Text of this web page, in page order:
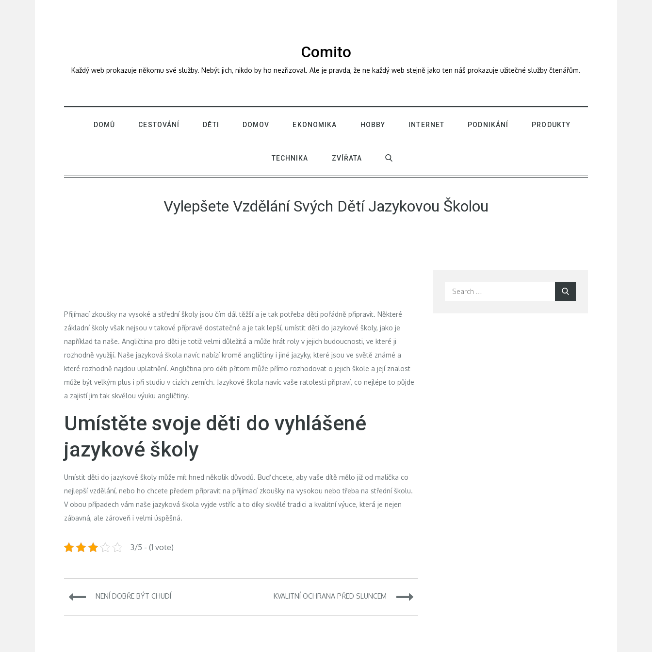
Comito
Každý web prokazuje někomu své služby. Nebýt jich, nikdo by ho nezřizoval. Ale je pravda, že ne každý web stejně jako ten náš prokazuje užitečné služby čtenářům.
DOMŮ CESTOVÁNÍ DĚTI DOMOV EKONOMIKA HOBBY INTERNET PODNIKÁNÍ PRODUKTY
TECHNIKA ZVÍŘATA
Vylepšete Vzdělání Svých Dětí Jazykovou Školou
Přijímací zkoušky na vysoké a střední školy jsou čím dál těžší a je tak potřeba děti pořádně připravit. Některé
základní školy však nejsou v takové přípravě dostatečné a je tak lepší, umístit děti do jazykové školy, jako je
například ta naše. Angličtina pro děti je totiž velmi důležitá a může hrát roly v jejich budoucnosti, ve které ji
rozhodně využijí. Naše jazyková škola navíc nabízí kromě angličtiny i jiné jazyky, které jsou ve světě známé a
které rozhodně najdou uplatnění. Angličtina pro děti přitom může přímo rozhodovat o jejich škole a její znalost
může být velkým plus i při studiu v cizích zemích. Jazykové škola navíc vaše ratolesti připraví, co nejlépe to půjde
a zajistí jim tak skvělou výuku angličtiny.
Umístěte svoje děti do vyhlášené
jazykové školy
Umístit děti do jazykové školy může mít hned několik důvodů. Buď chcete, aby vaše dítě mělo již od malička co
nejlepší vzdělání, nebo ho chcete předem připravit na přijímací zkoušky na vysokou nebo třeba na střední školu.
V obou případech vám naše jazyková škola vyjde vstříc a to díky skvělé tradici a kvalitní výuce, která je nejen
zábavná, ale zároveň i velmi úspěšná.
3/5 - (1 vote)
Navigace
pro
NENÍ DOBŘE BÝT CHUDÍ KVALITNÍ OCHRANA PŘED SLUNCEM
Search